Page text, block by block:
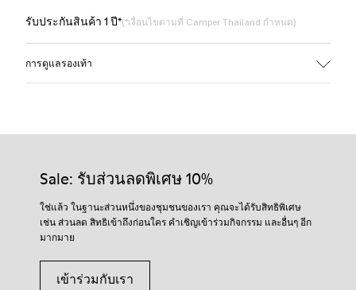
รับประกันสินค้า 1 ปี*(*เงื่อนไขตามที่ Camper Thailand กำหนด)
การดูแลรองเท้า
Sale: รับส่วนลดพิเศษ 10%
ใช่แล้ว ในฐานะส่วนหนึ่งของชุมชนของเรา คุณจะได้รับสิทธิพิเศษ
เช่น ส่วนลด สิทธิเข้าถึงก่อนใคร คำเชิญเข้าร่วมกิจกรรม และอื่นๆ อีก
มากมาย
เข้าร่วมกับเรา